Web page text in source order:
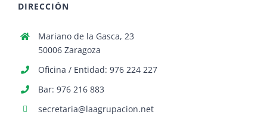
DIRECCIÓN
Mariano de la Gasca, 23
50006 Zaragoza
Oficina / Entidad: 976 224 227
Bar: 976 216 883
secretaria@laagrupacion.net